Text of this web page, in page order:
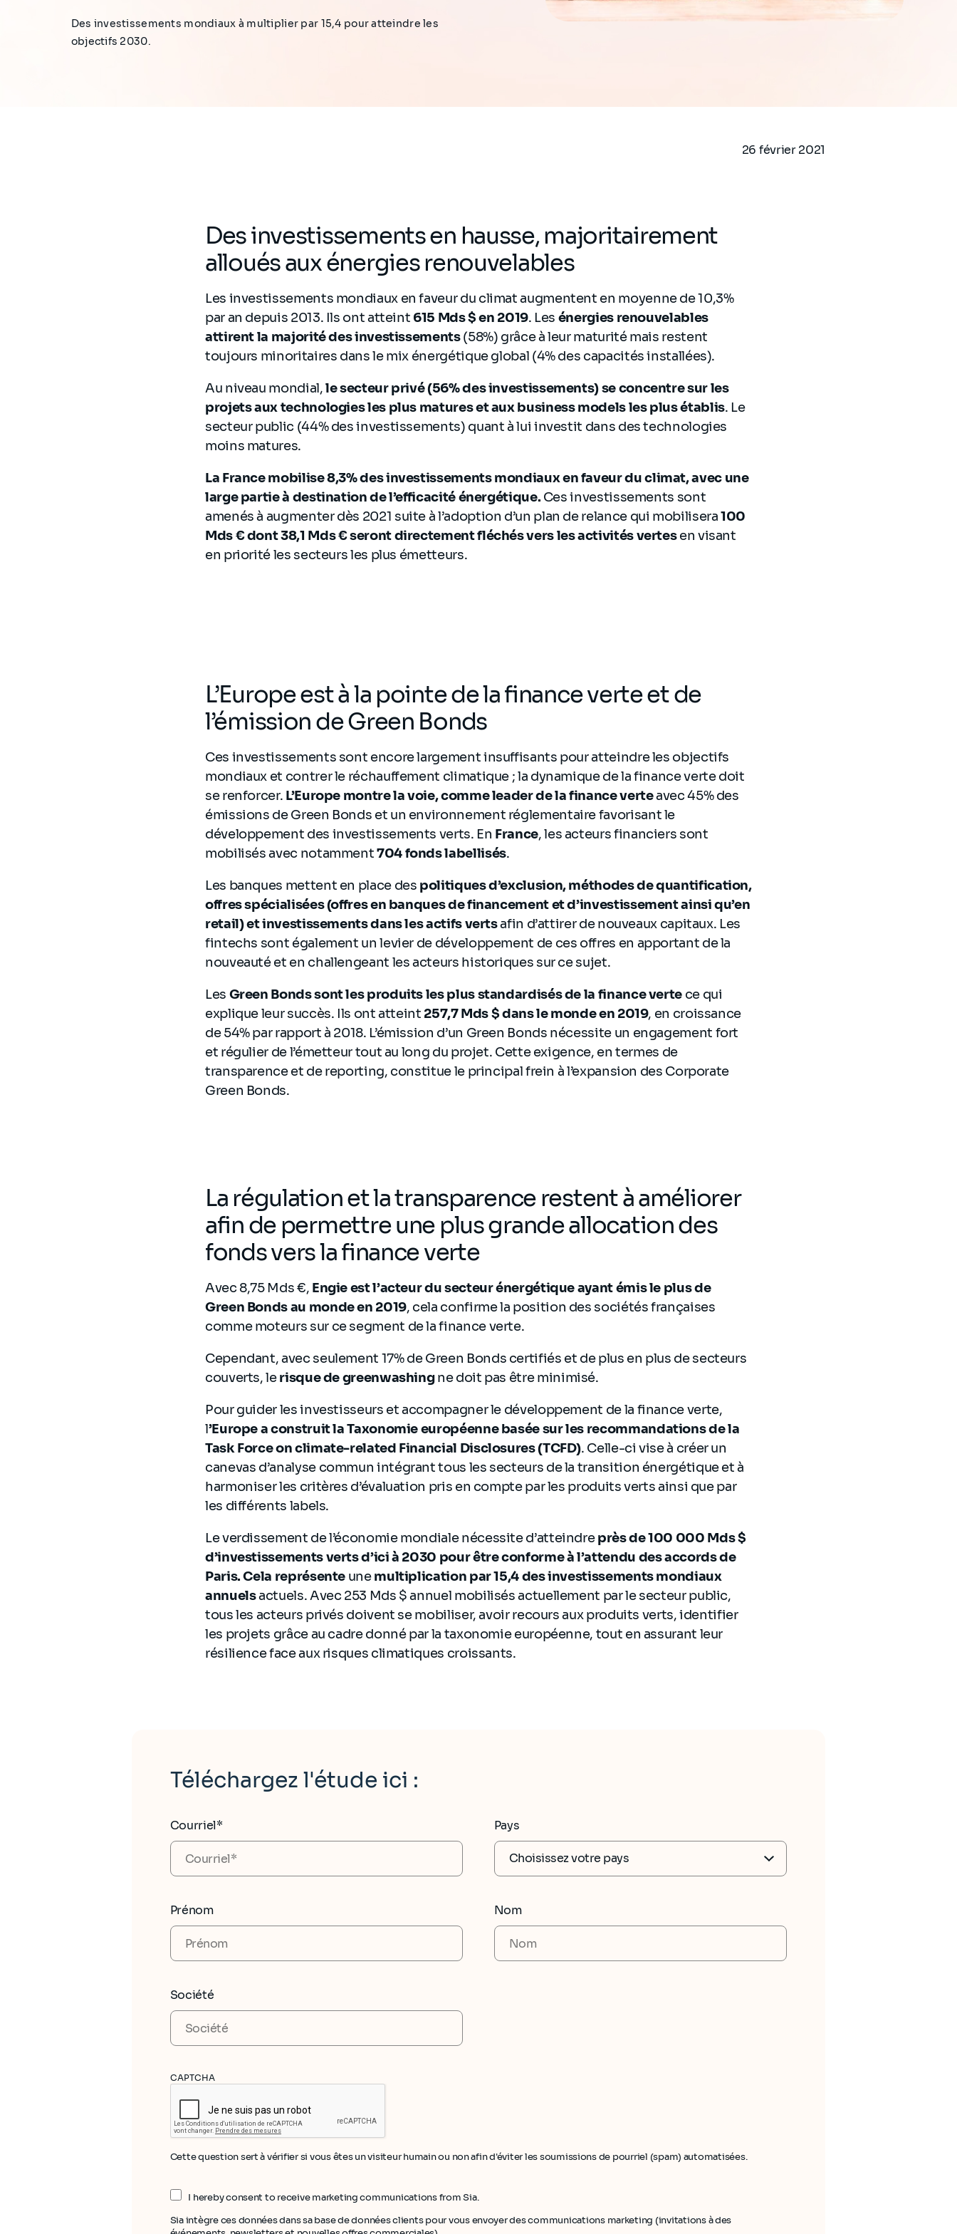
Des investissements mondiaux à multiplier par 15,4 pour atteindre les
objectifs 2030.
26 février 2021
Des investissements en hausse, majoritairement
alloués aux énergies renouvelables
Les investissements mondiaux en faveur du climat augmentent en moyenne de 10,3%
par an depuis 2013. Ils ont atteint 615 Mds $ en 2019. Les énergies renouvelables
attirent la majorité des investissements(58%) grâce à leur maturité mais restent
toujours minoritaires dans le mix énergétique global (4% des capacités installées).
Au niveau mondial,le secteur privé (56% des investissements) se concentre sur les
projets aux technologies les plus matures et aux business models les plus établis. Le
secteur public (44% des investissements) quant à lui investit dans des technologies
moins matures.
La France mobilise 8,3% des investissements mondiaux en faveur du climat, avec une
large partie à destination de l’efficacité énergétique. Ces investissements sont
amenés à augmenter dès 2021 suite à l’adoption d’un plan de relance qui mobilisera100
Mds € dont 38,1 Mds € seront directement fléchés vers les activités vertesen visant
en priorité les secteurs les plus émetteurs.
L’Europe est à la pointe de la finance verte et de
l’émission de Green Bonds
Ces investissements sont encore largement insuffisants pour atteindre les objectifs
mondiaux et contrer le réchauffement climatique ; la dynamique de la finance verte doit
se renforcer. L’Europe montre la voie, comme leader de la finance verteavec 45% des
émissions de Green Bonds et un environnement réglementaire favorisant le
développement des investissements verts. En France, les acteurs financiers sont
mobilisés avec notamment704 fonds labellisés.
Les banques mettent en place des politiques d’exclusion, méthodes de quantification,
offres spécialisées (offres en banques de financement et d’investissement ainsi qu’en
retail) et investissements dans les actifs vertsafin d’attirer de nouveaux capitaux. Les
fintechs sont également un levier de développement de ces offres en apportant de la
nouveauté et en challengeant les acteurs historiques sur ce sujet.
Les Green Bonds sont les produits les plus standardisés de la finance verte ce qui
explique leur succès. Ils ont atteint 257,7 Mds $ dans le monde en 2019, en croissance
de 54% par rapport à 2018. L’émission d’un Green Bonds nécessite un engagement fort
et régulier de l’émetteur tout au long du projet. Cette exigence, en termes de
transparence et de reporting, constitue le principal frein à l’expansion des Corporate
Green Bonds.
La régulation et la transparence restent à améliorer
afin de permettre une plus grande allocation des
fonds vers la finance verte
Avec 8,75 Mds €, Engie est l’acteur du secteur énergétique ayant émis le plus de
Green Bonds au monde en 2019, cela confirme la position des sociétés françaises
comme moteurs sur ce segment de la finance verte.
Cependant, avec seulement 17% de Green Bonds certifiés et de plus en plus de secteurs
couverts, lerisque de greenwashingne doit pas être minimisé.
Pour guider les investisseurs et accompagner le développement de la finance verte,
l’Europe a construit la Taxonomie européenne basée sur les recommandations de la
Task Force on climate-related Financial Disclosures (TCFD). Celle-ci vise à créer un
canevas d’analyse commun intégrant tous les secteurs de la transition énergétique et à
harmoniser les critères d’évaluation pris en compte par les produits verts ainsi que par
les différents labels.
Le verdissement de l’économie mondiale nécessite d’atteindreprès de 100 000 Mds $
d’investissements verts d’ici à 2030 pour être conforme à l’attendu des accords de
Paris. Cela représente unemultiplication par 15,4 des investissements mondiaux
annuelsactuels. Avec 253 Mds $ annuel mobilisés actuellement par le secteur public,
tous les acteurs privés doivent se mobiliser, avoir recours aux produits verts, identifier
les projets grâce au cadre donné par la taxonomie européenne, tout en assurant leur
résilience face aux risques climatiques croissants.
Téléchargez l'étude ici :
Courriel* Pays
Prénom Nom
Société
CAPTCHA
Cette question sert à vérifier si vous êtes un visiteur humain ou non afin d'éviter les soumissions de pourriel (spam) automatisées.
I hereby consent to receive marketing communications from Sia.
Sia intègre ces données dans sa base de données clients pour vous envoyer des communications marketing (invitations à des